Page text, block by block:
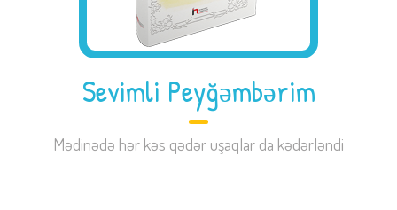
Sevimli Peyğəmbərim
Mədinədə hər kəs qədər uşaqlar da kədərləndi